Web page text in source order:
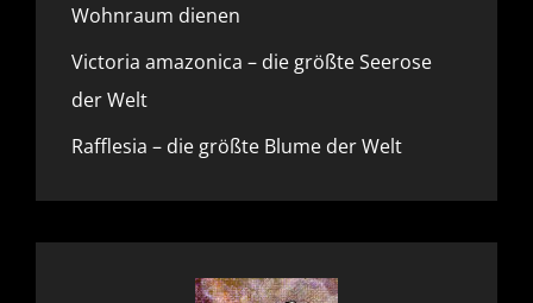
Wohnraum dienen
Victoria amazonica – die größte Seerose
der Welt
Rafflesia – die größte Blume der Welt